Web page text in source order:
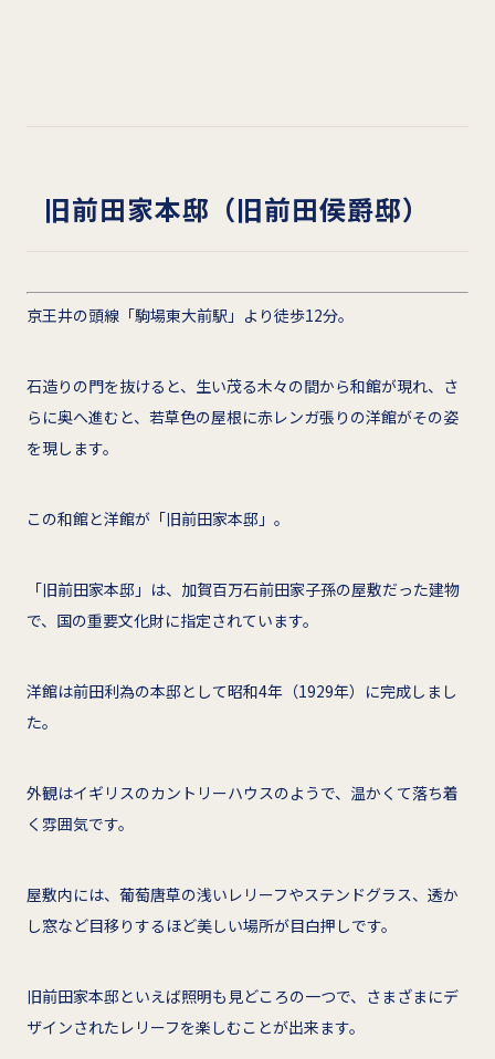
旧前田家本邸（旧前田侯爵邸）
京王井の頭線「駒場東大前駅」より徒歩12分。
石造りの門を抜けると、生い茂る木々の間から和館が現れ、さ
らに奥へ進むと、若草色の屋根に赤レンガ張りの洋館がその姿
を現します。
この和館と洋館が「旧前田家本邸」。
「旧前田家本邸」は、加賀百万石前田家子孫の屋敷だった建物
で、国の重要文化財に指定されています。
洋館は前田利為の本邸として昭和4年（1929年）に完成しまし
た。
外観はイギリスのカントリーハウスのようで、温かくて落ち着
く雰囲気です。
屋敷内には、葡萄唐草の浅いレリーフやステンドグラス、透か
し窓など目移りするほど美しい場所が目白押しです。
旧前田家本邸といえば照明も見どころの一つで、さまざまにデ
ザインされたレリーフを楽しむことが出来ます。